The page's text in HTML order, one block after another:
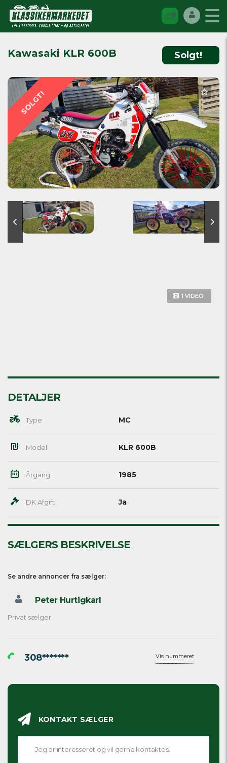
Solgt!
Kawasaki KLR 600B
1 VIDEO
SOLGT!
DETALJER
Type MC
Model KLR 600B
Årgang 1985
DK Afgift Ja
SÆLGERS BESKRIVELSE
Se andre annoncer fra sælger:
Peter Hurtigkarl
Privat sælger
308******* Vis nummeret
KONTAKT SÆLGER